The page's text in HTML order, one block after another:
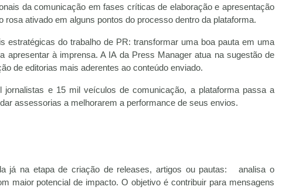
da comunicação em fases críticas de elaboração e apresentação
ativado em alguns pontos do processo dentro da plataforma.
estratégicas do trabalho de PR: transformar uma boa pauta em uma
apresentar à imprensa. A IA da Press Manager atua na sugestão de
de editorias mais aderentes ao conteúdo enviado.
e 15 mil veículos de comunicação, a plataforma passa a
assessorias a melhorarem a performance de seus envios.
já na etapa de criação de releases, artigos ou pautas: analisa o
maior potencial de impacto. O objetivo é contribuir para mensagens